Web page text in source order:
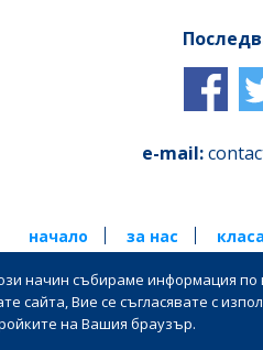
e-mail:
начало за нас
условия за ползване |
|
© 2017-2025 Fairchart.bg
начин събираме информация
сайта, Вие се съгласявате с
на Вашия браузър.